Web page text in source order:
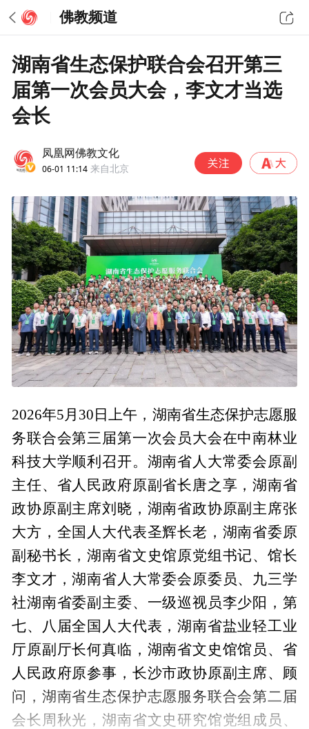
佛教频道
湖南省生态保护联合会召开第三
届第一次会员大会，李文才当选
会长
凤凰网佛教文化
06-01 11:14 来自北京
2026年5月30日上午，湖南省生态保护志愿服
务联合会第三届第一次会员大会在中南林业
科技大学顺利召开。湖南省人大常委会原副
主任、省人民政府原副省长唐之享，湖南省
政协原副主席刘晓，湖南省政协原副主席张
大方，全国人大代表圣辉长老，湖南省委原
副秘书长，湖南省文史馆原党组书记、馆长
李文才，湖南省人大常委会原委员、九三学
社湖南省委副主委、一级巡视员李少阳，第
七、八届全国人大代表，湖南省盐业轻工业
厅原副厅长何真临，湖南省文史馆馆员、省
人民政府原参事，长沙市政协原副主席、顾
问，湖南省生态保护志愿服务联合会第二届
会长周秋光，湖南省文史研究馆党组成员、